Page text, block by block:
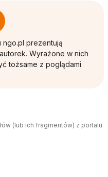
ngo.pl prezentują
Wyrażone w nich
tożsame z poglądami
(lub ich fragmentów) z portalu